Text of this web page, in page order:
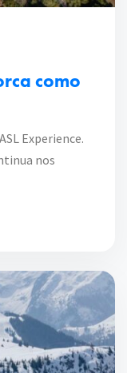
como
Experience.
nos